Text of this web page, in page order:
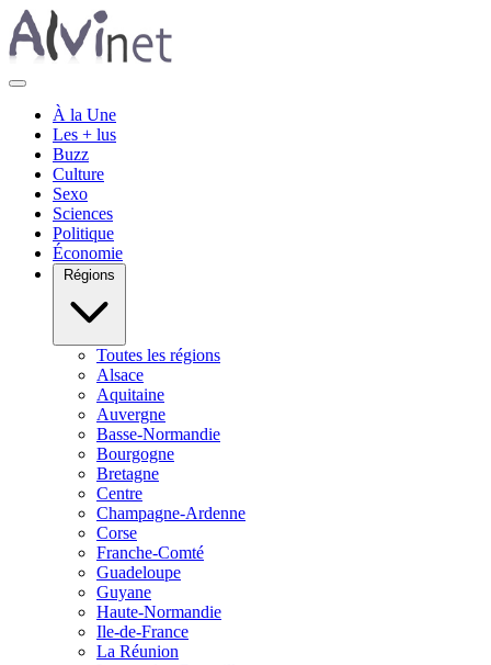
À la Une
Les + lus
Buzz
Culture
Sexo
Sciences
Politique
Économie
Régions
Toutes les régions
Alsace
Aquitaine
Auvergne
Basse-Normandie
Bourgogne
Bretagne
Centre
Champagne-Ardenne
Corse
Franche-Comté
Guadeloupe
Guyane
Haute-Normandie
Ile-de-France
La Réunion